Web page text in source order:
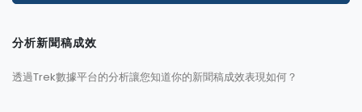
分析新聞稿成效
透過Trek數據平台的分析讓您知道你的新聞稿成效表現如何？